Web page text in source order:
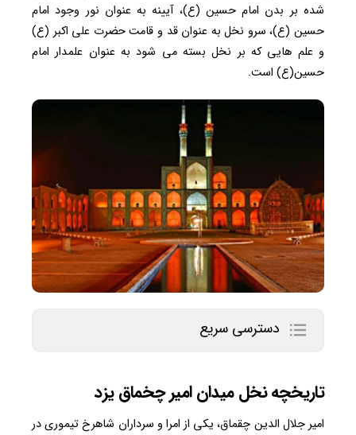
شده بر بدن امام حسین (ع)، آیینه به عنوان نور وجود امام
حسین (ع)، سرو نخل به عنوان قد و قامت حضرت علی اکبر (ع)
و علم ‌هایی که بر نخل بسته می شود به عنوان علمدار امام
حسین(ع) است.
دسترسی سریع
تاریخچه نخل میدان امیر چخماق یزد
امیر جلال ‌الدین چقماق، یکی از امرا و سرداران شاهرخ تیموری در